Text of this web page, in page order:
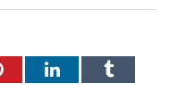
PinterestLinkedInTumblr